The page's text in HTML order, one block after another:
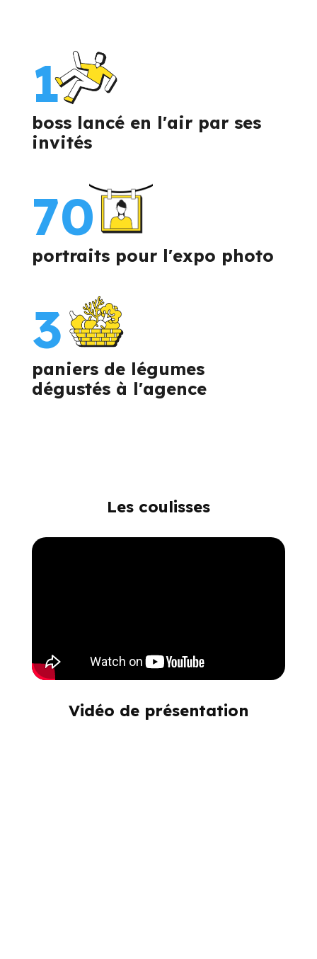
1
boss lancé en l'air par ses
invités
70
portraits pour l'expo photo
3
paniers de légumes
dégustés à l'agence
Les coulisses
Vidéo de présentation